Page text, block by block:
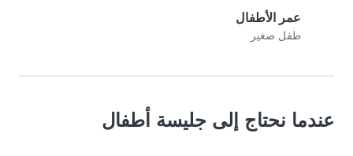
عمر الأطفال
طفل صغير
عندما نحتاج إلى جليسة أطفال